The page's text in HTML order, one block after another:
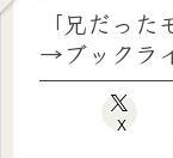
「兄だっ
→ブックラ
X